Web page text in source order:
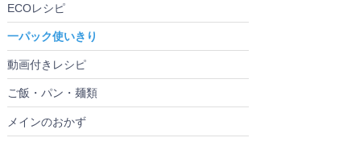
ECOレシピ
一パック使いきり
動画付きレシピ
ご飯・パン・麺類
メインのおかず